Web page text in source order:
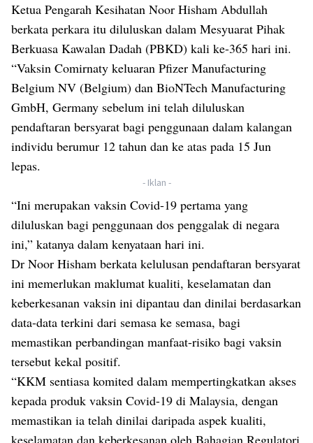
Ketua Pengarah Kesihatan Noor Hisham Abdullah
berkata perkara itu diluluskan dalam Mesyuarat Pihak
Berkuasa Kawalan Dadah (PBKD) kali ke-365 hari ini.
“Vaksin Comirnaty keluaran Pfizer Manufacturing
Belgium NV (Belgium) dan BioNTech Manufacturing
GmbH, Germany sebelum ini telah diluluskan
pendaftaran bersyarat bagi penggunaan dalam kalangan
individu berumur 12 tahun dan ke atas pada 15 Jun
lepas.
- Iklan -
“Ini merupakan vaksin Covid-19 pertama yang
diluluskan bagi penggunaan dos penggalak di negara
ini,” katanya dalam kenyataan hari ini.
Dr Noor Hisham berkata kelulusan pendaftaran bersyarat
ini memerlukan maklumat kualiti, keselamatan dan
keberkesanan vaksin ini dipantau dan dinilai berdasarkan
data-data terkini dari semasa ke semasa, bagi
memastikan perbandingan manfaat-risiko bagi vaksin
tersebut kekal positif.
“KKM sentiasa komited dalam mempertingkatkan akses
kepada produk vaksin Covid-19 di Malaysia, dengan
memastikan ia telah dinilai daripada aspek kualiti,
keselamatan dan keberkesanan oleh Bahagian Regulatori